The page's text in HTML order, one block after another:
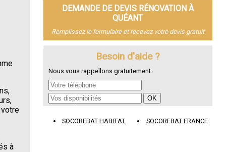
à
DEMANDE DE DEVIS RÉNOVATION À
QUÉANT
Remplissez le formulaire et recevez votre devis gratuit
Besoin d'aide ?
Nous vous rappellons gratuitement.
SOCOREBAT HABITAT SOCOREBAT FRANCE